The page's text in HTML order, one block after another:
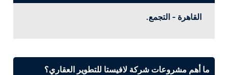
القاهرة - التجمع.
ما أهم مشروعات شركة لافيستا للتطوير العقاري؟